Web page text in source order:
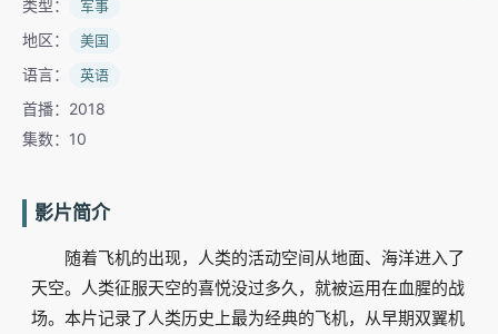
类型： 军事
地区： 美国
语言： 英语
首播：2018
集数：10
影片简介
随着飞机的出现，人类的活动空间从地面、海洋进入了
天空。人类征服天空的喜悦没过多久，就被运用在血腥的战
场。本片记录了人类历史上最为经典的飞机，从早期双翼机